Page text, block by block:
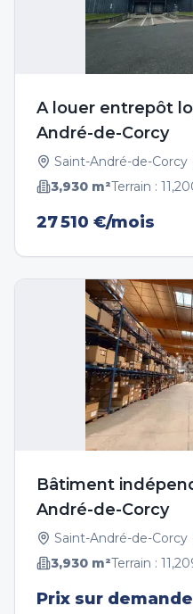
A louer entrepôt
André-de-Corcy
Saint-André-de-Corcy
3,930 m²Terrain :
27 510 €/mois
Bâtiment
André-de-Corcy
Saint-André-de-Corcy
3,930 m²Terrain :
Prix sur demande